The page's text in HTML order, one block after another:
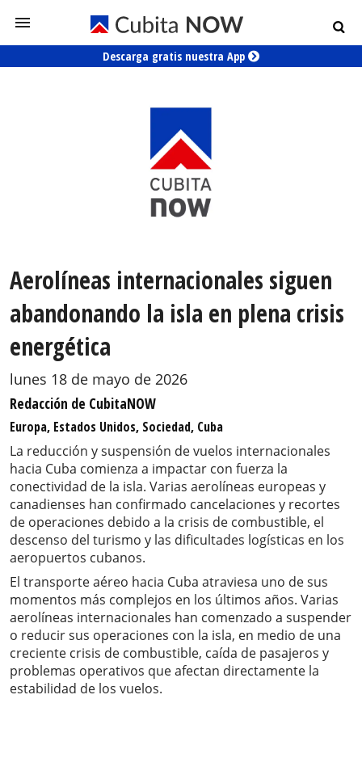
Descarga gratis nuestra App
Aerolíneas internacionales siguen
abandonando la isla en plena crisis
energética
lunes 18 de mayo de 2026
Redacción de CubitaNOW
Europa, Estados Unidos, Sociedad, Cuba
La reducción y suspensión de vuelos internacionales
hacia Cuba comienza a impactar con fuerza la
conectividad de la isla. Varias aerolíneas europeas y
canadienses han confirmado cancelaciones y recortes
de operaciones debido a la crisis de combustible, el
descenso del turismo y las dificultades logísticas en los
aeropuertos cubanos.
El transporte aéreo hacia Cuba atraviesa uno de sus
momentos más complejos en los últimos años. Varias
aerolíneas internacionales han comenzado a suspender
o reducir sus operaciones con la isla, en medio de una
creciente crisis de combustible, caída de pasajeros y
problemas operativos que afectan directamente la
estabilidad de los vuelos.